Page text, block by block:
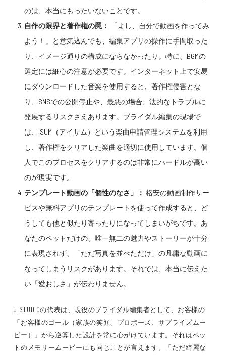
のは、本当にもったいないことです。
自作の限界と著作権の罠：
「よし、自分で動画を作ってみ
よう！」と意気込んでも、編集アプリの操作に手間取った
り、イメージ通りの構成にならなかったり。特に、BGMの
選定には細心の注意が必要です。インターネット上で安易
にダウンロードした音楽を使用すると、著作権侵害とな
り、SNSでの公開停止や、最悪の場合、法的なトラブルに
発展するリスクさえあります。ブライダル編集の現場で
は、ISUM（アイサム）という楽曲申請管理システムを利用
し、著作権をクリアした楽曲を適切に使用しています。個
人でこのプロセスをクリアするのは非常にハードルが高い
のが現実です。
テンプレート動画の「個性のなさ」： 格安の動画制作サー
ビスや無料アプリのテンプレートを使って作成すると、ど
うしても他と似たり寄ったりになってしまいがちです。あ
なたのペットだけの、唯一無二の魅力やストーリーが十分
に表現されず、「ただ写真を並べただけ」の凡庸な動画に
なってしまうリスクがあります。それでは、本当に伝えた
い「愛おしさ」が伝わりません。
J STUDIOの代表は、現役のブライダル編集者として、お客様の
「お客様のゴール（家族の笑顔、プロポーズ、サプライズムー
ビー）」から逆算した設計を常に心がけています。それはペッ
トのメモリームービーにも同じことが言えます。「ただ綺麗な